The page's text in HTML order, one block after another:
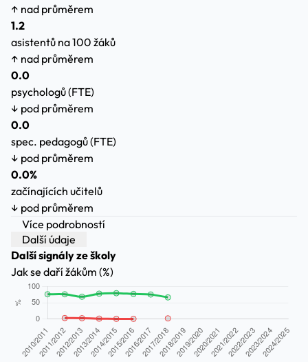
↑ nad průměrem
1.2
asistentů na 100 žáků
↑ nad průměrem
0.0
psychologů (FTE)
↓ pod průměrem
0.0
spec. pedagogů (FTE)
↓ pod průměrem
0.0%
začínajících učitelů
↓ pod průměrem
Více podrobností
Další údaje
Další signály ze školy
Jak se daří žákům (%)